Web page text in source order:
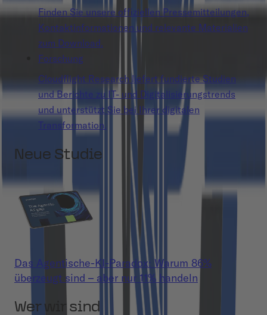
Finden Sie unsere offiziellen Pressemitteilungen,
Kontaktinformationen und relevante Materialien
zum Download.
Forschung
Cloudflight Research liefert fundierte Studien
und Berichte zu IT- und Digitalisierungstrends
und unterstützt Sie bei Ihrer digitalen
Transformation.
Neue Studie
Das Agentische-KI-Paradox: Warum 86%
überzeugt sind – aber nur 11% handeln
Wer wir sind